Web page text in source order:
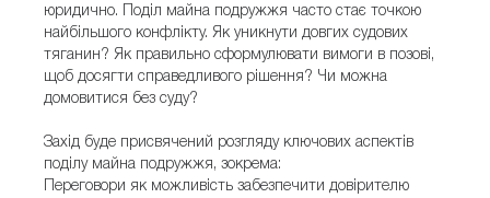
юридично. Поділ майна подружжя часто стає точкою
найбільшого конфлікту. Як уникнути довгих судових
тяганин? Як правильно сформулювати вимоги в позові,
щоб досягти справедливого рішення? Чи можна
домовитися без суду?
Захід буде присвячений розгляду ключових аспектів
поділу майна подружжя, зокрема:
Переговори як можливість забезпечити довірителю